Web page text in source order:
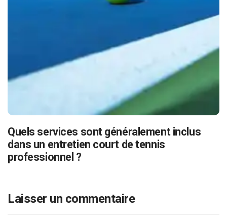
Quels services sont généralement inclus
dans un entretien court de tennis
professionnel ?
Laisser un commentaire